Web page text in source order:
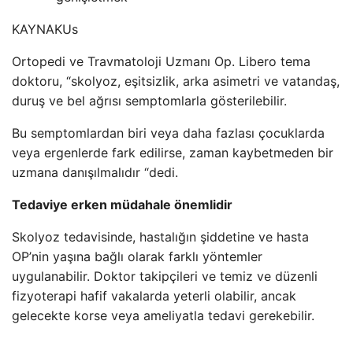
KAYNAKUs
Ortopedi ve Travmatoloji Uzmanı Op. Libero tema
doktoru, “skolyoz, eşitsizlik, arka asimetri ve vatandaş,
duruş ve bel ağrısı semptomlarla gösterilebilir.
Bu semptomlardan biri veya daha fazlası çocuklarda
veya ergenlerde fark edilirse, zaman kaybetmeden bir
uzmana danışılmalıdır “dedi.
Tedaviye erken müdahale önemlidir
Skolyoz tedavisinde, hastalığın şiddetine ve hasta
OP’nin yaşına bağlı olarak farklı yöntemler
uygulanabilir. Doktor takipçileri ve temiz ve düzenli
fizyoterapi hafif vakalarda yeterli olabilir, ancak
gelecekte korse veya ameliyatla tedavi gerekebilir.